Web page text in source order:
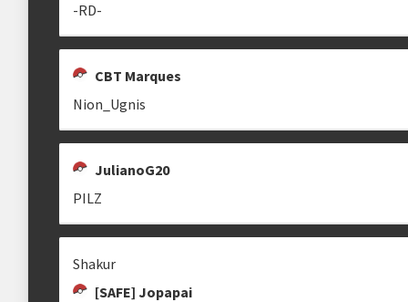
-RD-
CBT Marques
Nion_Ugnis
JulianoG20
PILZ
Shakur
[SAFE] Jopapai